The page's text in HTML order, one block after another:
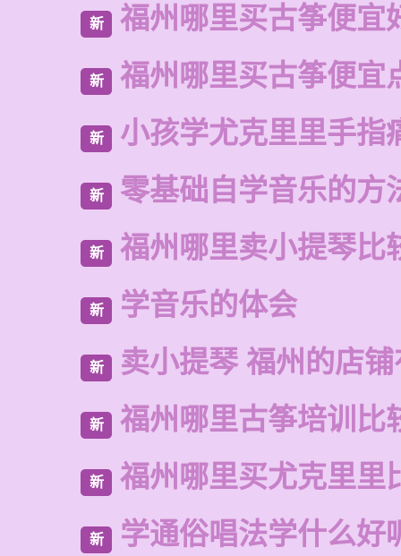
新 福州哪里买古筝便宜
新 福州哪里买古筝便宜
新 小孩学尤克里里手指
新 零基础自学音乐的方
新 福州哪里卖小提琴比
新 学音乐的体会
新 卖小提琴 福州的店
新 福州哪里古筝培训比
新 福州哪里买尤克里里
新 学通俗唱法学什么好